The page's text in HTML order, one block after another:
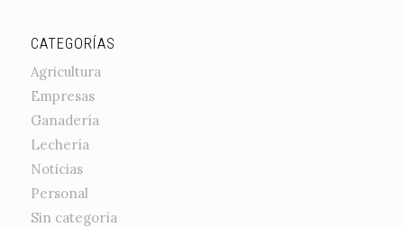
CATEGORÍAS
Agricultura
Empresas
Ganadería
Lechería
Noticias
Personal
Sin categoría